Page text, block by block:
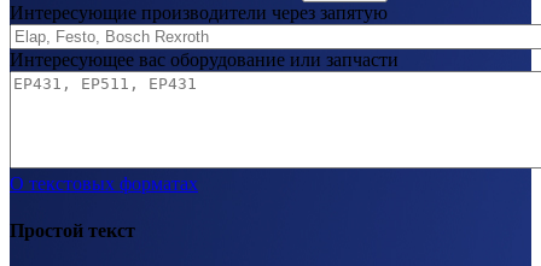
Интересующие производители через запятую
Интересующее вас оборудование или запчасти
О текстовых форматах
Простой текст